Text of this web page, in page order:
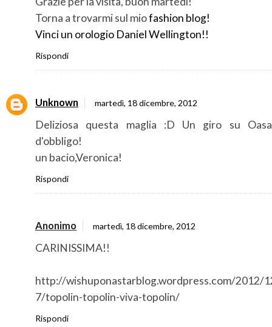
Torna a trovarmi sul miofashion blog!
Vinci un orologio Daniel Wellington!!
Rispondi
Unknown martedì, 18 dicembre, 2012
Deliziosa questa maglia :D Un giro su
d'obbligo!
un bacio,Veronica!
Rispondi
Anonimo martedì, 18 dicembre, 2012
CARINISSIMA!!
http://wishuponastarblog.wordpress.com/2012/
7/topolin-topolin-viva-topolin/
Rispondi